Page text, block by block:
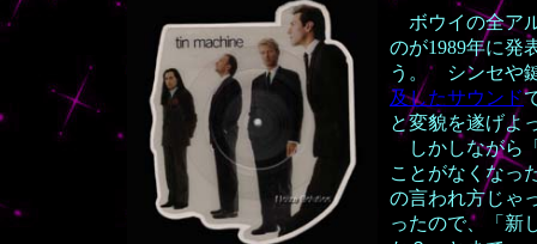
ボウイの全ア
のが1989年に発
う。 シンセや
及したサウンド
と変貌を遂げよ
しかしながら
ことがなくなっ
の言われ方じゃ
ったので、「新